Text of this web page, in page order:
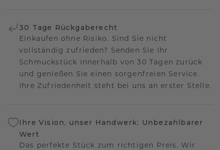
30 Tage Rückgaberecht
Einkaufen ohne Risiko. Sind Sie nicht
vollständig zufrieden? Senden Sie Ihr
Schmuckstück innerhalb von 30 Tagen zurück
und genießen Sie einen sorgenfreien Service.
Ihre Zufriedenheit steht bei uns an erster Stelle.
Ihre Vision, unser Handwerk: Unbezahlbarer
Wert
Das perfekte Stück zum richtigen Preis. Wir